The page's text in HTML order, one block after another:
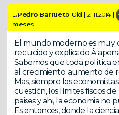
L.Pedro Barrueto Cid |21.11.2014|
meses
El mundo moderno es muy
reducido y explicado Â
Sabemos que toda política
al crecimiento, aumento de
Mas, siempre los
cuestión, los límites fisicos
paises y ahi, la economia no
Es entonces, donde la